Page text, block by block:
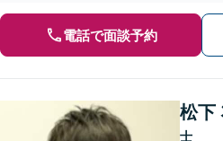
電話で面談予約
松下
士